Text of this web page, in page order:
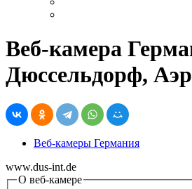
Веб-камера
Дюссельдорф,
Веб-камеры Германия
www.dus-int.de
О веб-камере